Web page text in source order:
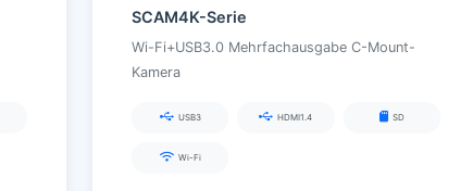
SCAM4K-Serie
Wi-Fi+USB3.0 Mehrfachausgabe C-Mount-
Kamera
USB3 HDMI1.4 SD
Wi-Fi